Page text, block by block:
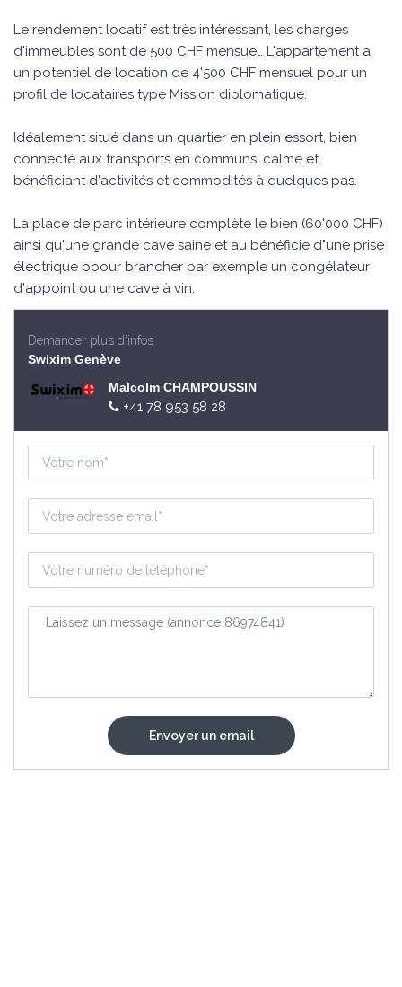
Le rendement locatif est très intéressant, les charges
d'immeubles sont de 500 CHF mensuel. L'appartement a
un potentiel de location de 4'500 CHF mensuel pour un
profil de locataires type Mission diplomatique.
Idéalement situé dans un quartier en plein essort, bien
connecté aux transports en communs, calme et
bénéficiant d'activités et commodités à quelques pas.
La place de parc intérieure complète le bien (60'000 CHF)
ainsi qu'une grande cave saine et au bénéficie d"une prise
électrique poour brancher par exemple un congélateur
d'appoint ou une cave à vin.
Demander plus d'infos
Swixim Genève
Malcolm CHAMPOUSSIN
+41 78 953 58 28